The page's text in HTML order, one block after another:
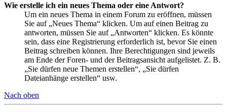
Wie erstelle ich ein neues Thema oder eine Antwort?
Um ein neues Thema in einem Forum zu eröffnen, müssen
Sie auf „Neues Thema“ klicken. Um auf einen Beitrag zu
antworten, müssen Sie auf „Antworten“ klicken. Es könnte
sein, dass eine Registrierung erforderlich ist, bevor Sie einen
Beitrag schreiben können. Ihre Berechtigungen sind jeweils
am Ende der Foren- und der Beitragsansicht aufgelistet. Z. B.
„Sie dürfen neue Themen erstellen“, „Sie dürfen
Dateianhänge erstellen“ usw.
Nach oben